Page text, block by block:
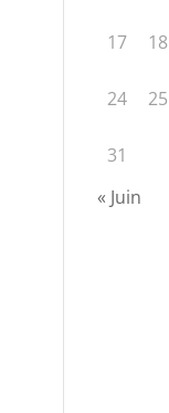
17 18
24 25
31
« Juin